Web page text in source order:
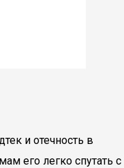
и отечность в
его легко спутать с